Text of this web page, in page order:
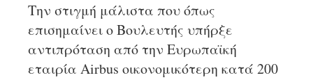
Την στιγμή μάλιστα που όπως
επισημαίνει ο Βουλευτής υπήρξε
αντιπρόταση από την Ευρωπαϊκή
εταιρία Airbus οικονομικότερη κατά 200